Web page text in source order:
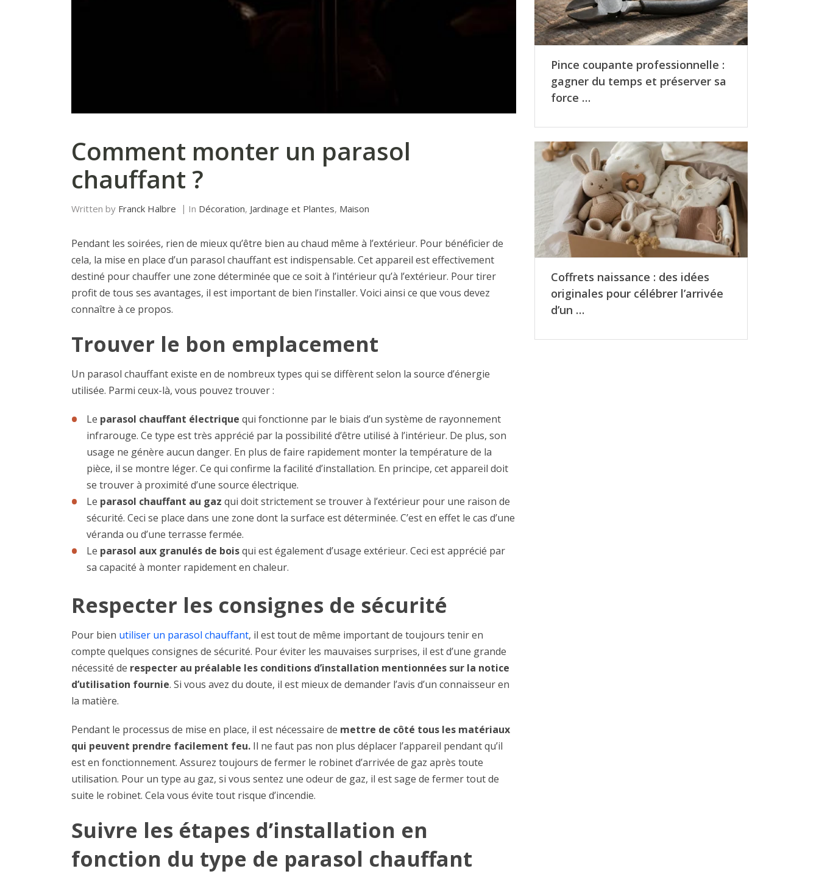
Comment monter un parasol
chauffant ?
Written by Franck Halbre In Décoration, Jardinage et Plantes, Maison
Pendant les soirées, rien de mieux qu’être bien au chaud même à l’extérieur. Pour bénéficier de
cela, la mise en place d’un parasol chauffant est indispensable. Cet appareil est effectivement
destiné pour chauffer une zone déterminée que ce soit à l’intérieur qu’à l’extérieur. Pour tirer
profit de tous ses avantages, il est important de bien l’installer. Voici ainsi ce que vous devez
connaître à ce propos.
Trouver le bon emplacement
Un parasol chauffant existe en de nombreux types qui se diffèrent selon la source d’énergie
utilisée. Parmi ceux-là, vous pouvez trouver :
Le parasol chauffant électrique qui fonctionne par le biais d’un système de rayonnement
infrarouge. Ce type est très apprécié par la possibilité d’être utilisé à l’intérieur. De plus, son
usage ne génère aucun danger. En plus de faire rapidement monter la température de la
pièce, il se montre léger. Ce qui confirme la facilité d’installation. En principe, cet appareil doit
se trouver à proximité d’une source électrique.
Le parasol chauffant au gaz qui doit strictement se trouver à l’extérieur pour une raison de
sécurité. Ceci se place dans une zone dont la surface est déterminée. C’est en effet le cas d’une
véranda ou d’une terrasse fermée.
Le parasol aux granulés de boisqui est également d’usage extérieur. Ceci est apprécié par
sa capacité à monter rapidement en chaleur.
Respecter les consignes de sécurité
Pour bien utiliser un parasol chauffant, il est tout de même important de toujours tenir en
compte quelques consignes de sécurité. Pour éviter les mauvaises surprises, il est d’une grande
nécessité de respecter au préalable les conditions d’installation mentionnées sur la notice
d’utilisation fournie. Si vous avez du doute, il est mieux de demander l’avis d’un connaisseur en
la matière.
Pendant le processus de mise en place, il est nécessaire de mettre de côté tous les matériaux
qui peuvent prendre facilement feu. Il ne faut pas non plus déplacer l’appareil pendant qu’il
est en fonctionnement. Assurez toujours de fermer le robinet d’arrivée de gaz après toute
utilisation. Pour un type au gaz, si vous sentez une odeur de gaz, il est sage de fermer tout de
suite le robinet. Cela vous évite tout risque d’incendie.
Suivre les étapes d’installation en
fonction du type de parasol chauffant
Pince coupante professionnelle :
gagner du temps et préserver sa
force …
Coffrets naissance : des idées
originales pour célébrer l’arrivée
d’un …